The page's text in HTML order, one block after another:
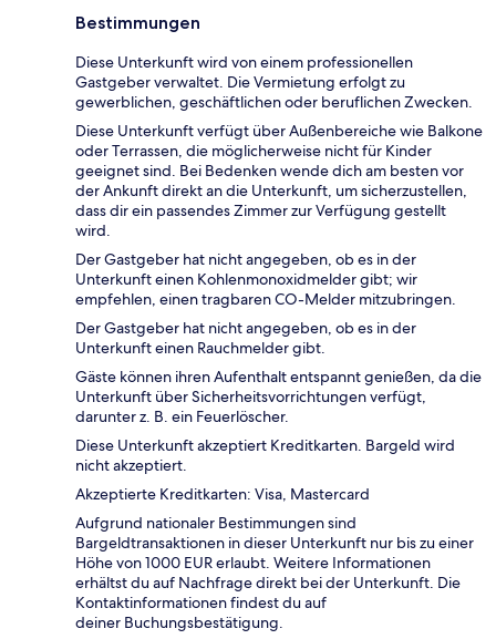
Bestimmungen
Diese Unterkunft wird von einem professionellen
Gastgeber verwaltet. Die Vermietung erfolgt zu
gewerblichen, geschäftlichen oder beruflichen Zwecken.
Diese Unterkunft verfügt über Außenbereiche wie Balkone
oder Terrassen, die möglicherweise nicht für Kinder
geeignet sind. Bei Bedenken wende dich am besten vor
der Ankunft direkt an die Unterkunft, um sicherzustellen,
dass dir ein passendes Zimmer zur Verfügung gestellt
wird.
Der Gastgeber hat nicht angegeben, ob es in der
Unterkunft einen Kohlenmonoxidmelder gibt; wir
empfehlen, einen tragbaren CO-Melder mitzubringen.
Der Gastgeber hat nicht angegeben, ob es in der
Unterkunft einen Rauchmelder gibt.
Gäste können ihren Aufenthalt entspannt genießen, da die
Unterkunft über Sicherheitsvorrichtungen verfügt,
darunter z. B. ein Feuerlöscher.
Diese Unterkunft akzeptiert Kreditkarten. Bargeld wird
nicht akzeptiert.
Akzeptierte Kreditkarten: Visa, Mastercard
Aufgrund nationaler Bestimmungen sind
Bargeldtransaktionen in dieser Unterkunft nur bis zu einer
Höhe von 1000 EUR erlaubt. Weitere Informationen
erhältst du auf Nachfrage direkt bei der Unterkunft. Die
Kontaktinformationen findest du auf
deiner Buchungsbestätigung.